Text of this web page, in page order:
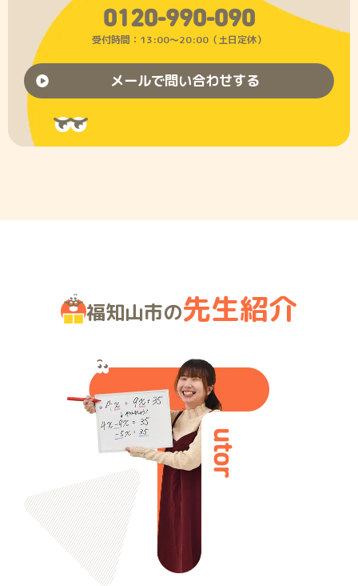
0120-990-090
受付時間：13:00〜20:00（土日定休）
メールで問い合わせする
福知山市の先生紹介